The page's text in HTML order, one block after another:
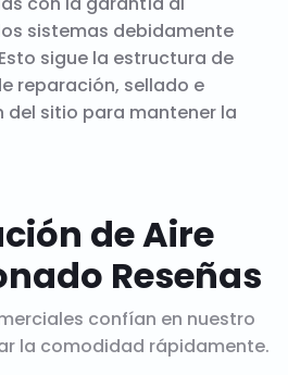
sistemas debidamente
sigue la estructura de
reparación, sellado e
del sitio para mantener la
de Aire
Reseñas
confían en nuestro
la comodidad rápidamente.